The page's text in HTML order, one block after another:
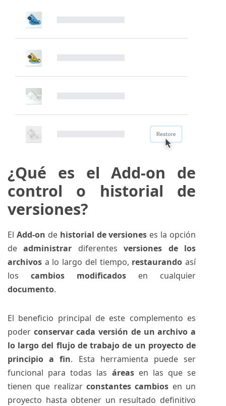
¿Qué es el Add-on de
control o historial de
versiones?
El Add-on de historial de versiones es la opción
deadministrar diferentesversiones de los
archivos a lo largo del tiempo, restaurando así
los cambios modificados en cualquier
documento.
El beneficio principal de este complemento es
poder conservar cada versión de un archivo a
lo largo del flujo de trabajo de un proyecto de
principio a fin. Esta herramienta puede ser
funcional para todas las áreasen las que se
tienen que realizar constantes cambios en un
proyecto hasta obtener un resultado definitivo